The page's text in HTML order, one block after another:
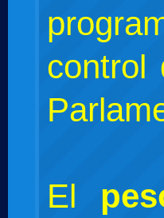
control
El